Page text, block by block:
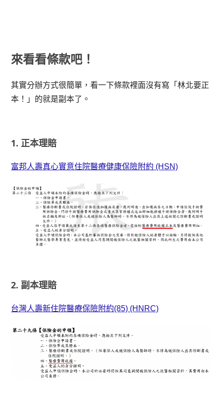
來看看條款吧！
其實分辦方式很簡單，看一下條款裡面沒有寫「林北要正
本！」的就是副本了。
1. 正本理賠
富邦人壽真心實意住院醫療健康保險附約 (HSN)
2. 副本理賠
台灣人壽新住院醫療保險附約(85) (HNRC)